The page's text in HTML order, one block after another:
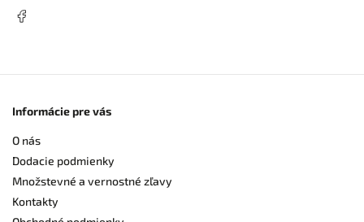
Informácie pre vás
O nás
Dodacie podmienky
Množstevné a vernostné zľavy
Kontakty